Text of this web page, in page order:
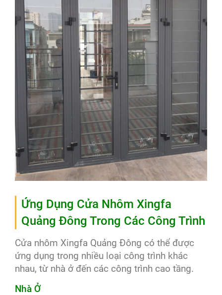
Ứng Dụng Cửa Nhôm Xingfa
Quảng Đông Trong Các Công Trình
Cửa nhôm Xingfa Quảng Đông có thể được
ứng dụng trong nhiều loại công trình khác
nhau, từ nhà ở đến các công trình cao tầng.
Nhà Ở